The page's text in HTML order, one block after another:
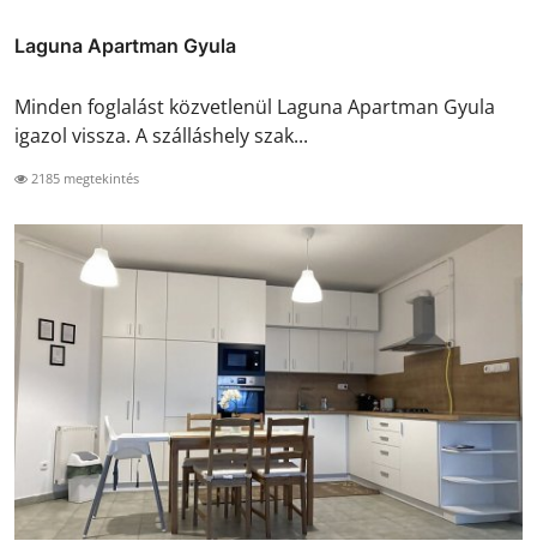
Laguna Apartman Gyula
Minden foglalást közvetlenül Laguna Apartman Gyula
igazol vissza. A szálláshely szak...
2185 megtekintés